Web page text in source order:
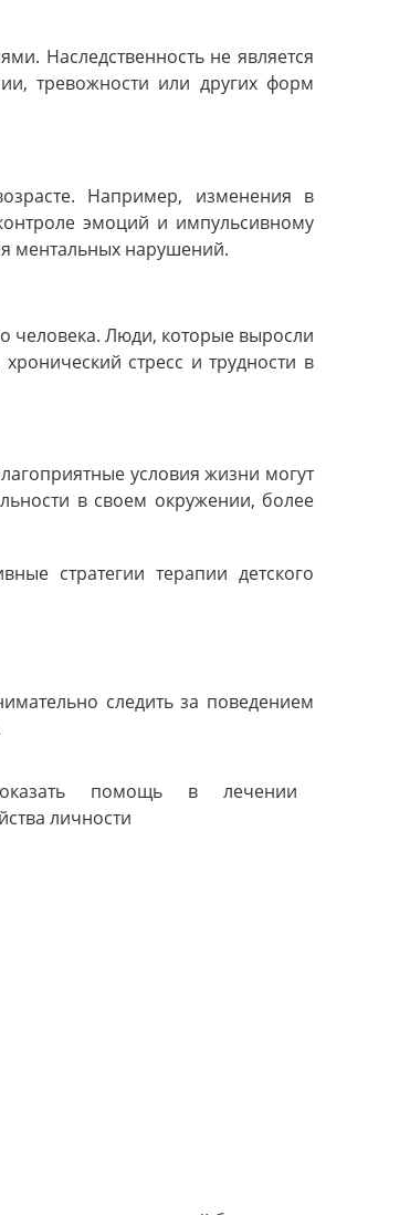
Наследственность не является
тревожности или других форм
Например, изменения в
эмоций и импульсивному
ментальных нарушений.
человека. Люди, которые выросли
стресс и трудности в
условия жизни могут
в своем окружении, более
стратегии терапии детского
следить за поведением